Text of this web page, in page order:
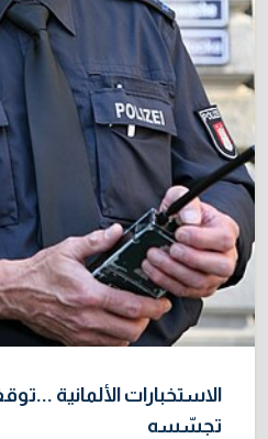
الاستخبارات الألمانية
تجسّسه